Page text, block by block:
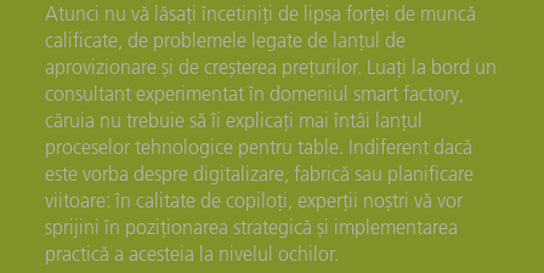
Atunci nu vă lăsați încetiniți de lipsa forței de muncă
calificate, de problemele legate de lanțul de
aprovizionare și de creșterea prețurilor. Luați la bord un
consultant experimentat în domeniul smart factory,
căruia nu trebuie să îi explicați mai întâi lanțul
proceselor tehnologice pentru table. Indiferent dacă
este vorba despre digitalizare, fabrică sau planificare
viitoare: în calitate de copiloți, experții noștri vă vor
sprijini în poziționarea strategică și implementarea
practică a acesteia la nivelul ochilor.